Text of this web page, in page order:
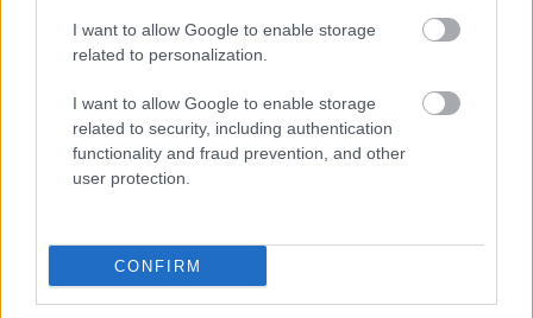
I want to allow Google to enable storage
related to personalization.
I want to allow Google to enable storage
related to security, including authentication
functionality and fraud prevention, and other
user protection.
CONFIRM